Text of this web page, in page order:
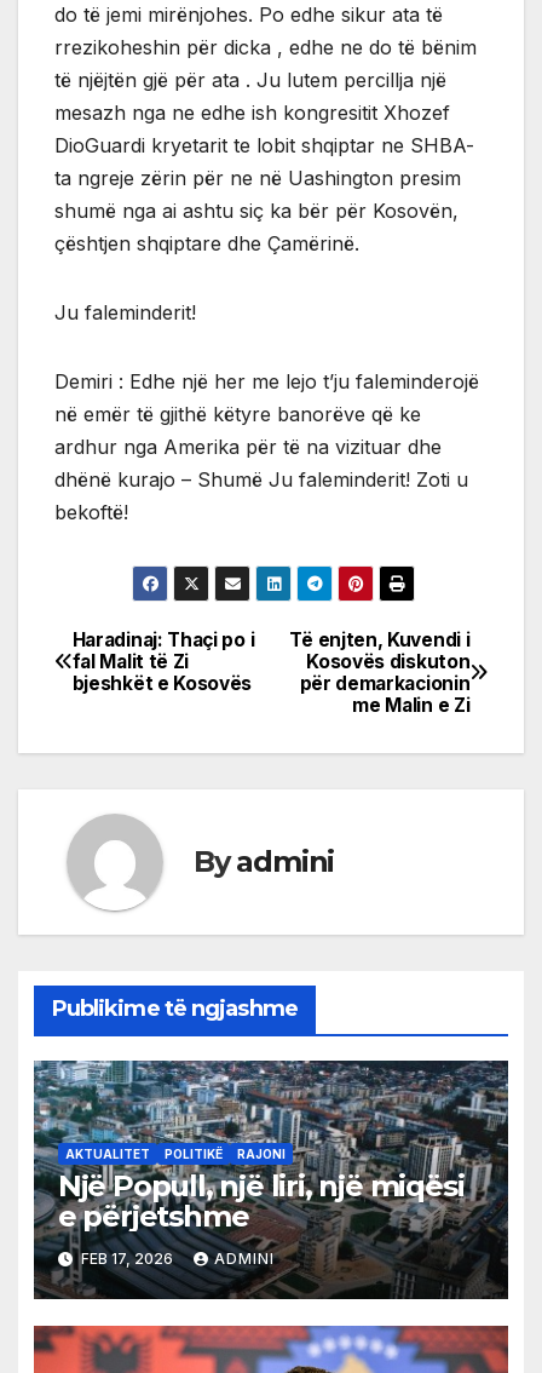
do të jemi mirënjohes. Po edhe sikur ata të
rrezikoheshin për dicka , edhe ne do të bënim
të njëjtën gjë për ata . Ju lutem percillja një
mesazh nga ne edhe ish kongresitit Xhozef
DioGuardi kryetarit te lobit shqiptar ne SHBA-
ta ngreje zërin për ne në Uashington presim
shumë nga ai ashtu siç ka bër për Kosovën,
çështjen shqiptare dhe Çamërinë.
Ju faleminderit!
Demiri : Edhe një her me lejo t’ju faleminderojë
në emër të gjithë këtyre banorëve që ke
ardhur nga Amerika për të na vizituar dhe
dhënë kurajo – Shumë Ju faleminderit! Zoti u
bekoftë!
Post
navigation
Të enjten, Kuvendi i
Kosovës diskuton
për demarkacionin
me Malin e Zi
Haradinaj: Thaçi po i
fal Malit të Zi
bjeshkët e Kosovës
Byadmini
Publikime të ngjashme
AKTUALITET POLITIKË RAJONI
Një Popull, një liri, një miqësi
e përjetshme
FEB 17, 2026 ADMINI